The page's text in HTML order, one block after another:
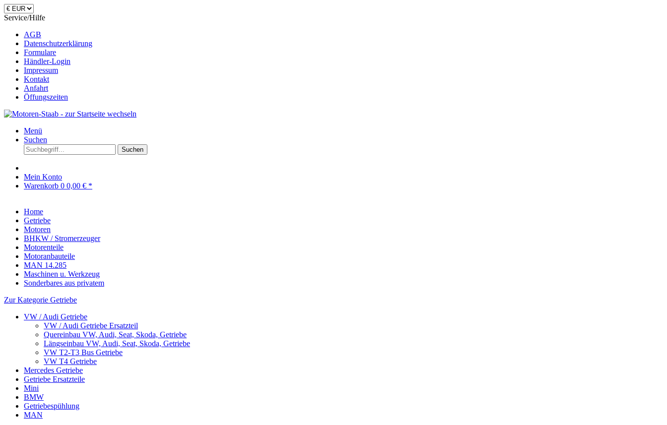
Service/Hilfe
AGB
Datenschutzerklärung
Formulare
Händler-Login
Impressum
Kontakt
Anfahrt
Öffungszeiten
Menü
Suchen
Suchen
Mein Konto
Warenkorb 0 0,00 € *
Home
Getriebe
Motoren
BHKW / Stromerzeuger
Motorenteile
Motoranbauteile
MAN 14.285
Maschinen u. Werkzeug
Sonderbares aus privatem
Zur Kategorie Getriebe
VW / Audi Getriebe
VW / Audi Getriebe Ersatzteil
Quereinbau VW, Audi, Seat, Skoda, Getriebe
Längseinbau VW, Audi, Seat, Skoda, Getriebe
VW T2-T3 Bus Getriebe
VW T4 Getriebe
Mercedes Getriebe
Getriebe Ersatzteile
Mini
BMW
Getriebespühlung
MAN